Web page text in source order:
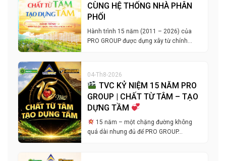
CÙNG HỆ THỐNG NHÀ PHÂN
PHỐI
Hành trình 15 năm (2011 – 2026) của
PRO GROUP được dựng xây từ chính…
04-Th8-2026
TVC KỶ NIỆM 15 NĂM PRO
GROUP | CHẤT TỪ TÂM – TẠO
DỰNG TẦM
15 năm – một chặng đường không
quá dài nhưng đủ để PRO GROUP…